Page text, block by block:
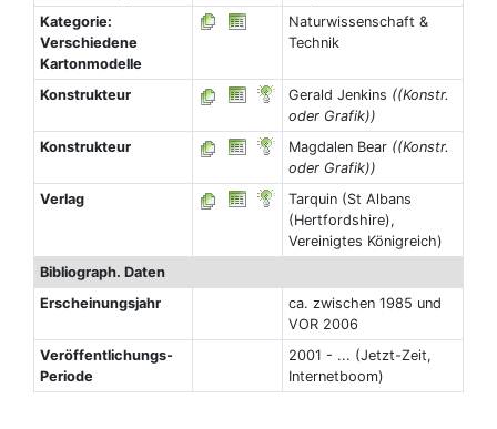
Kategorie:
Verschiedene
Kartonmodelle
Naturwissenschaft &
Technik
Konstrukteur Gerald Jenkins ((Konstr.
oder Grafik))
Konstrukteur
Magdalen Bear ((Konstr.
oder Grafik))
Verlag
Tarquin (St Albans
(Hertfordshire),
Vereinigtes Königreich)
Bibliograph. Daten
Erscheinungsjahr
ca. zwischen 1985 und
VOR 2006
Veröffentlichungs-
Periode
2001 - ... (Jetzt-Zeit,
Internetboom)